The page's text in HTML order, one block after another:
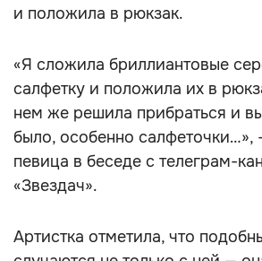
и положила в рюкзак.
«Я сложила бриллиантовые
салфетку и положила их в
нем же решила прибраться и
было, особенно салфеточки…»,
певица в беседе с телеграм-
«Звездач».
Артистка отметила, что